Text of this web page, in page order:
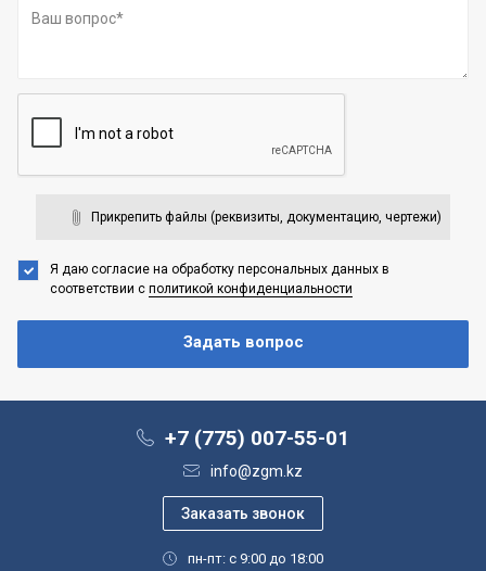
Прикрепить файлы (реквизиты, документацию, чертежи)
Я даю согласие на обработку персональных данных в
соответствии с политикой конфиденциальности
+7 (775) 007-55-01
info@zgm.kz
пн-пт: с 9:00 до 18:00